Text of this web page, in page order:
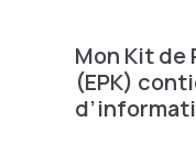
Mon Kit de
(EPK)